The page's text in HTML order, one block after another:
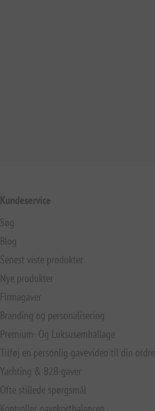
Kundeservice
Søg
Blog
Senest viste produkter
Nye produkter
Firmagaver
Branding og personalisering
Premium- Og Luksusemballage
Tilføj en personlig gavevideo til din ordre
Yachting & B2B-gaver
Ofte stillede spørgsmål
Kontroller gavekortbalancen